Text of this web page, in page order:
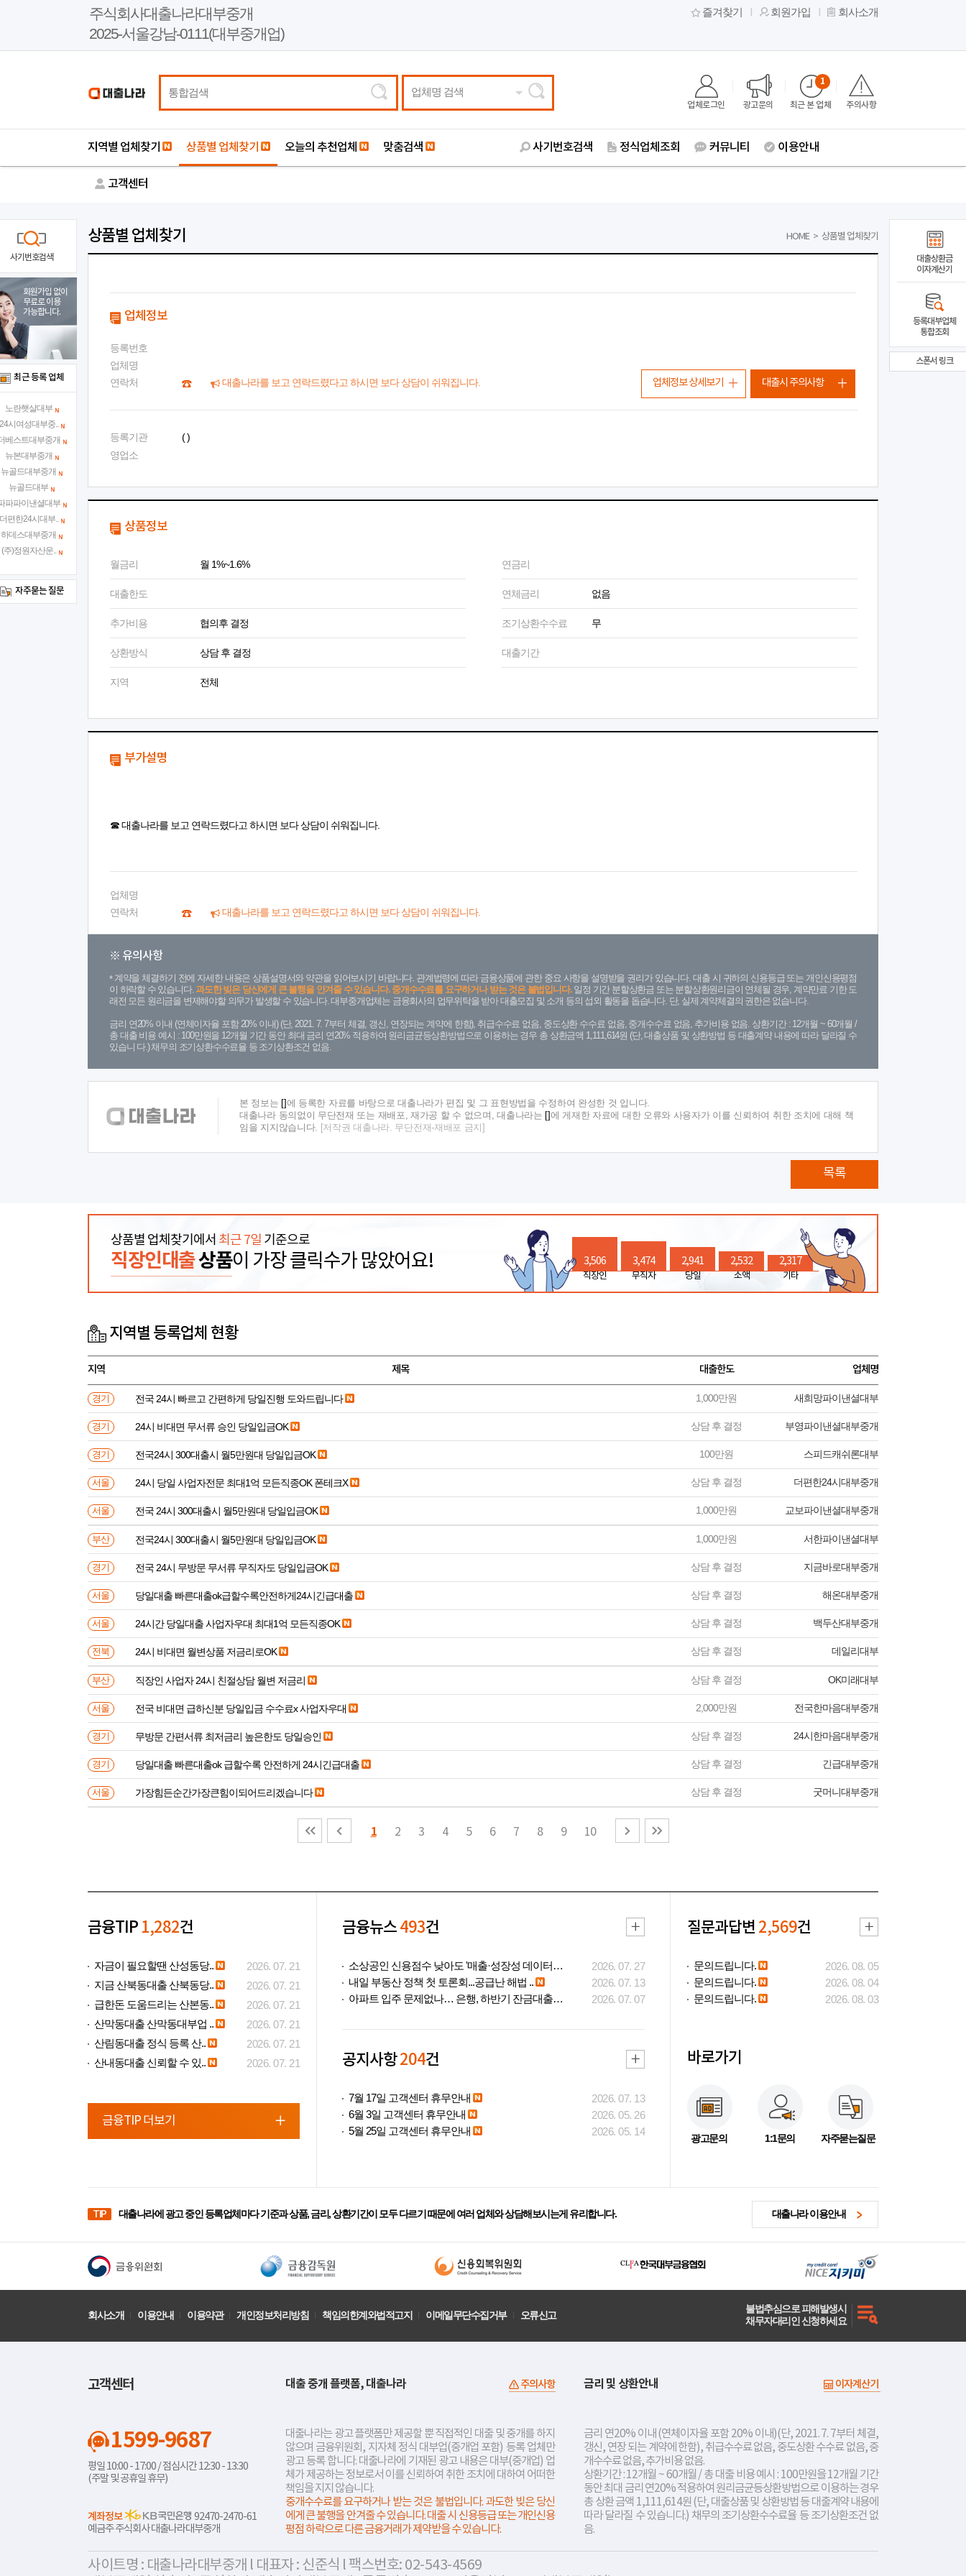
주식회사대출나라대부중개
2025-서울강남-0111(대부중개업)
즐겨찾기 회원가입 회사소개
업체명 검색
업체로그인 광고문의 최근 본 업체
1
주의사항
지역별 업체찾기 상품별 업체찾기 오늘의 추천업체 맞춤검색 사기번호검색 정식업체조회 커뮤니티 이용안내
고객센터
상품별 업체찾기 HOME > 상품별 업체찾기
업체정보
등록번호
업체명
연락처
대출나라를 보고 연락드렸다고 하시면 보다 상담이 쉬워집니다.
등록기관
( )
영업소
업체정보 상세보기 대출시 주의사항
상품정보
월금리 월 1%~1.6% 연금리
대출한도 연체금리 없음
추가비용 협의후 결정 조기상환수수료 무
상환방식 상담 후 결정 대출기간
지역 전체
부가설명
☎ 대출나라를 보고 연락드렸다고 하시면 보다 상담이 쉬워집니다.
업체명
연락처
대출나라를 보고 연락드렸다고 하시면 보다 상담이 쉬워집니다.
※ 유의사항
계약을 체결하기 전에 자세한 내용은 상품설명서와 약관을 읽어보시기 바랍니다. 관계법령에 따라 금융상품에 관한 중요 사항을 설명받을 권리가 있습니다. 대출 시 귀하의 신용등급 또는 개인신용평점
이 하락할 수 있습니다.과도한 빚은 당신에게 큰 불행을 안겨줄 수 있습니다. 중개수수료를 요구하거나 받는 것은 불법입니다.일정 기간 분할상환금 또는 분할상환원리금이 연체될 경우, 계약만료 기한 도
래전 모든 원리금을 변제해야할 의무가 발생할 수 있습니다. 대부중개업체는 금융회사의 업무위탁을 받아 대출모집 및 소개 등의 섭외 활동을 돕습니다. 단, 실제 계약체결의 권한은 없습니다.
금리 연20% 이내 (연체이자율 포함 20% 이내) (단, 2021. 7. 7부터 체결, 갱신, 연장되는 계약에 한함), 취급수수료 없음, 중도상환 수수료 없음, 중개수수료 없음, 추가비용 없음. 상환기간 : 12개월 ~ 60개월 /
총 대출 비용 예시 : 100만원을 12개월 기간 동안 최대 금리 연20% 적용하여 원리금균등상환방법으로 이용하는 경우 총 상환금액 1,111,614원 (단, 대출상품 및 상환방법 등 대출계약 내용에 따라 달라질 수
있습니 다.) 채무의 조기상환수수료율 등 조기상환조건 없음.
본 정보는
에 등록한 자료를 바탕으로 대출나라가 편집 및 그 표현방법을 수정하여 완성한 것 입니다.
대출나라 동의없이 무단전재 또는 재배포, 재가공 할 수 없으며, 대출나라는
에 게재한 자료에 대한 오류와 사용자가 이를 신뢰하여 취한 조치에 대해 책
임을 지지않습니다.
[저작권 대출나라. 무단전재-재배포 금지]
목록
상품별 업체찾기에서 최근 7일 기준으로
직장인대출상품이 가장 클릭수가 많았어요! 3,506
직장인
3,474
무직자
2,941
당일
2,532
소액
2,317
기타
지역별 등록업체 현황
지역 제목 대출한도 업체명
경기 전국 24시 빠르고 간편하게 당일진행 도와드립니다 1,000만원 새희망파이낸셜대부
경기 24시 비대면 무서류 승인 당일입금OK 상담 후 결정 부영파이낸셜대부중개
경기 전국24시 300대출시 월5만원대 당일입금OK 100만원 스피드캐쉬론대부
서울 24시 당일 사업자전문 최대1억 모든직종OK 폰테크X 상담 후 결정 더편한24시대부중개
서울 전국 24시 300대출시 월5만원대 당일입금OK 1,000만원 교보파이낸셜대부중개
부산 전국24시 300대출시 월5만원대 당일입금OK 1,000만원 서한파이낸셜대부
경기 전국 24시 무방문 무서류 무직자도 당일입금OK 상담 후 결정 지금바로대부중개
서울 당일대출 빠른대출ok급할수록안전하게24시긴급대출 상담 후 결정 해온대부중개
서울 24시간 당일대출 사업자우대 최대1억 모든직종OK 상담 후 결정 백두산대부중개
전북 24시 비대면 월변상품 저금리로OK 상담 후 결정 데일리대부
부산 직장인 사업자 24시 친절상담 월변 저금리 상담 후 결정 OK미래대부
서울 전국 비대면 급하신분 당일입금 수수료x 사업자우대 2,000만원 전국한마음대부중개
경기 무방문 간편서류 최저금리 높은한도 당일승인 상담 후 결정 24시한마음대부중개
경기 당일대출 빠른대출ok 급할수록 안전하게 24시긴급대출 상담 후 결정 긴급대부중개
서울 가장힘든순간가장큰힘이되어드리겠습니다 상담 후 결정 굿머니대부중개
1 2 3 4 5 6 7 8 9 10
사기번호검색
회원가입 없이
무료로 이용
가능합니다.
최근 등록 업체
노란햇살대부
시여성대부중..
베스트대부중개
뉴본대부중개
뉴골드대부중개
뉴골드대부
파파이낸셜대부
편한24시대부..
하데스대부중개
(주)정원자산운..
자주묻는 질문
대출상환금
이자계산기
등록대부업체
통합조회
스폰서 링크
금융TIP 1,282건
자금이 필요할땐 산성동당..
2026. 07. 21
지금 산북동대출 산북동당..
2026. 07. 21
급한돈 도움드리는 산본동..
2026. 07. 21
산막동대출 산막동대부업 ..
2026. 07. 21
산림동대출 정식 등록 산..
2026. 07. 21
산내동대출 신뢰할 수 있..
2026. 07. 21
금융TIP 더보기
금융뉴스493건
소상공인 신용점수 낮아도 '매출·성장성 데이터..
2026. 07. 27
내일 부동산 정책 첫 토론회...공급난 해법 ..
2026. 07. 13
아파트 입주 문제없나… 은행, 하반기 잔금대출..
2026. 07. 07
공지사항204건
7월 17일 고객센터 휴무안내
2026. 07. 13
6월 3일 고객센터 휴무안내
2026. 05. 26
5월 25일 고객센터 휴무안내
2026. 05. 14
질문과답변 2,569건
문의드립니다.
2026. 08. 05
문의드립니다.
2026. 08. 04
문의드립니다.
2026. 08. 03
바로가기
광고문의 1:1문의 자주묻는질문
TIP 대출나라에 광고 중인 등록업체마다 기준과 상품, 금리, 상환기간이 모두 다르기 때문에 여러 업체와 상담해보시는게 유리합니다. 대출나라 이용안내
회사소개 이용안내 이용약관 개인정보처리방침 책임의한계와법적고지 이메일무단수집거부 오류신고
불법추심으로 피해발생시
채무자대리인 신청하세요
고객센터
1599-9687
평일 10:00 - 17:00 / 점심시간 12:30 - 13:30
(주말 및 공휴일 휴무)
계좌정보
92470-2470-61
예금주 주식회사 대출나라대부중개
대출 중개 플랫폼, 대출나라 주의사항
대출나라는 광고 플랫폼만 제공할 뿐 직접적인 대출 및 중개를 하지
않으며 금융위원회, 지자체 정식 대부업(중개업 포함) 등록 업체만
광고 등록 합니다. 대출나라에 기재된 광고 내용은 대부(중개업) 업
체가 제공하는 정보로서 이를 신뢰하여 취한 조치에 대하여 어떠한
책임을 지지 않습니다.
중개수수료를 요구하거나 받는 것은 불법입니다. 과도한 빚은 당신
에게 큰 불행을 안겨줄 수 있습니다. 대출 시 신용등급 또는 개인신용
평점 하락으로 다른 금융거래가 제약받을 수 있습니다.
금리 및 상환안내 이자계산기
금리 연20% 이내 (연체이자율 포함 20% 이내)(단, 2021. 7. 7부터 체결,
갱신, 연장 되는 계약에 한함), 취급수수료 없음, 중도상환 수수료 없음, 중
개수수료 없음, 추가비용 없음.
상환기간 : 12개월 ~ 60개월 / 총 대출 비용 예시 : 100만원을 12개월 기간
동안 최대 금리 연20% 적용하여 원리금균등상환방법으로 이용하는 경우
총 상환 금액 1,111,614원 (단, 대출상품 및 상환방법 등 대출계약 내용에
따라 달라질 수 있습니다.) 채무의 조기상환수수료율 등 조기상환조건 없
음.
사이트명 : 대출나라대부중개 l 대표자 : 신준식 l 팩스번호: 02-543-4569